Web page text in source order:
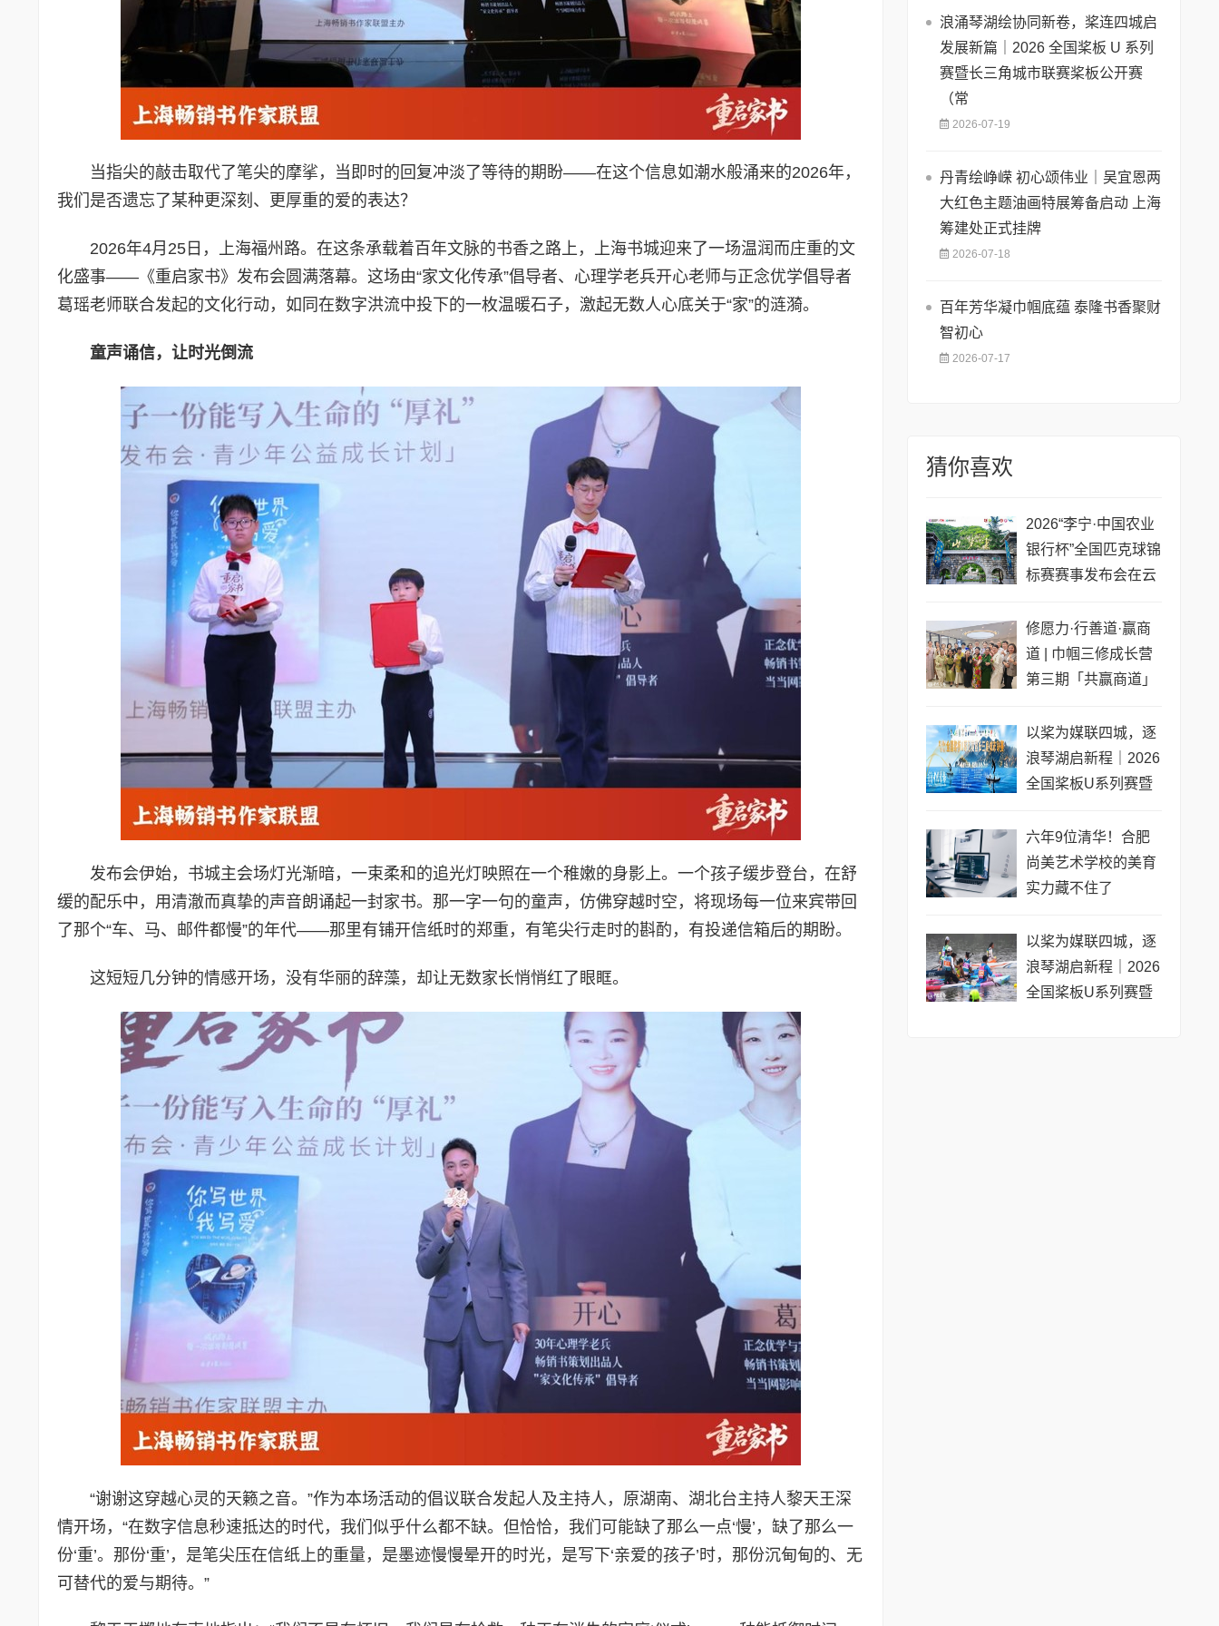
当指尖的敲击取代了笔尖的摩挲，当即时的回复冲淡了等待的期盼——在这个信息如潮水般涌来的2026年，
我们是否遗忘了某种更深刻、更厚重的爱的表达？
2026年4月25日，上海福州路。在这条承载着百年文脉的书香之路上，上海书城迎来了一场温润而庄重的文
化盛事——《重启家书》发布会圆满落幕。这场由“家文化传承”倡导者、心理学老兵开心老师与正念优学倡导者
葛瑶老师联合发起的文化行动，如同在数字洪流中投下的一枚温暖石子，激起无数人心底关于“家”的涟漪。
童声诵信，让时光倒流
发布会伊始，书城主会场灯光渐暗，一束柔和的追光灯映照在一个稚嫩的身影上。一个孩子缓步登台，在舒
缓的配乐中，用清澈而真挚的声音朗诵起一封家书。那一字一句的童声，仿佛穿越时空，将现场每一位来宾带回
了那个“车、马、邮件都慢”的年代——那里有铺开信纸时的郑重，有笔尖行走时的斟酌，有投递信箱后的期盼。
这短短几分钟的情感开场，没有华丽的辞藻，却让无数家长悄悄红了眼眶。
“谢谢这穿越心灵的天籁之音。”作为本场活动的倡议联合发起人及主持人，原湖南、湖北台主持人黎天王深
情开场，“在数字信息秒速抵达的时代，我们似乎什么都不缺。但恰恰，我们可能缺了那么一点‘慢’，缺了那么一
份‘重’。那份‘重’，是笔尖压在信纸上的重量，是墨迹慢慢晕开的时光，是写下‘亲爱的孩子’时，那份沉甸甸的、无
可替代的爱与期待。”
浪涌琴湖绘协同新卷，桨连四城启
发展新篇｜2026 全国桨板 U 系列
赛暨长三角城市联赛桨板公开赛
（常
2026-07-19
丹青绘峥嵘 初心颂伟业｜吴宜恩两
大红色主题油画特展筹备启动 上海
筹建处正式挂牌
2026-07-18
百年芳华凝巾帼底蕴 泰隆书香聚财
智初心
2026-07-17
猜你喜欢
2026“李宁·中国农业
银行杯”全国匹克球锦
标赛赛事发布会在云
修愿力·行善道·赢商
道 | 巾帼三修成长营
第三期「共赢商道」
以桨为媒联四城，逐
浪琴湖启新程｜2026
全国桨板U系列赛暨
公开赛（常熟站）即
将开赛
六年9位清华！合肥
尚美艺术学校的美育
实力藏不住了
以桨为媒联四城，逐
浪琴湖启新程｜2026
全国桨板U系列赛暨